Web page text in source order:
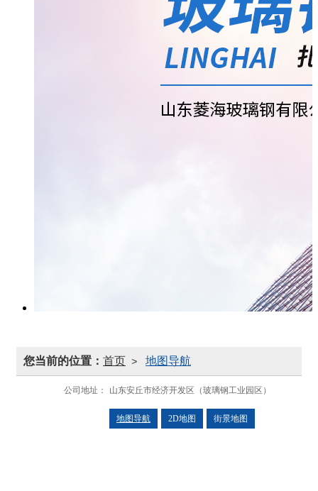
您当前的位置： 首页 > 地图导航
公司地址： 山东安丘市经济开发区（玻璃钢工业园区）
地图导航 2D地图 街景地图